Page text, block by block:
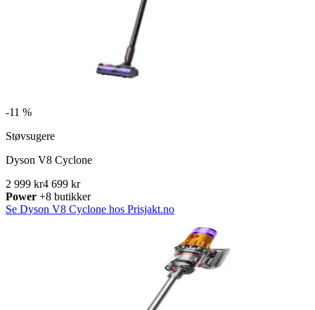
-11 %
Støvsugere
Dyson V8 Cyclone
2 999 kr4 699 kr
Power +8 butikker
Se Dyson V8 Cyclone hos Prisjakt.no